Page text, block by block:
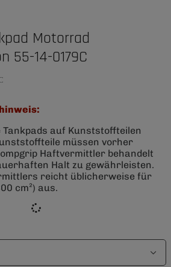
Motorrad
55-14-0179C
Tankpads auf Kunststoffteilen
müssen vorher
Haftvermittler behandelt
Halt zu gewährleisten.
reicht üblicherweise für
cm²) aus.